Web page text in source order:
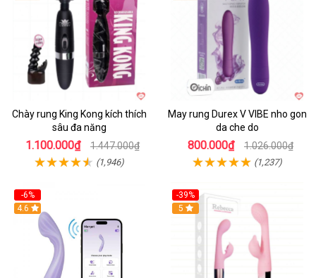
Chày rung King Kong kích thích
sâu đa năng
1.100.000₫ 1.447.000₫
(1,946)
May rung Durex V VIBE nho gon
da che do
800.000₫ 1.026.000₫
(1,237)
-6%
4.6
-39%
Hot
5